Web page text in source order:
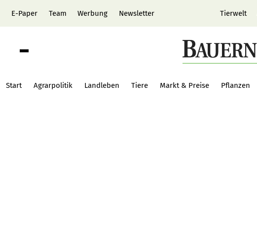
E-Paper Team Werbung Newsletter Tierwelt
Start Agrarpolitik Landleben Tiere Markt & Preise Pflanzen